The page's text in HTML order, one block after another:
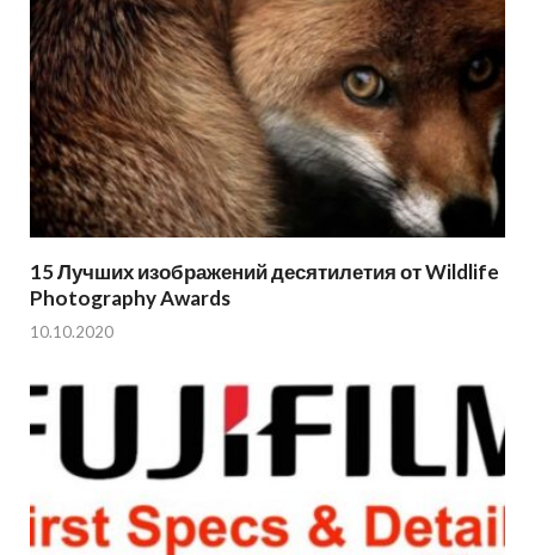
15 Лучших изображений десятилетия от Wildlife
Photography Awards
10.10.2020